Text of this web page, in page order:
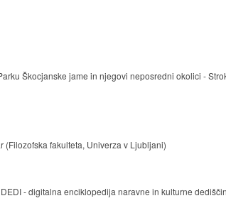
Škocjanske jame in njegovi neposredni okolici -
(Filozofska fakulteta, Univerza v Ljubljani)
- digitalna enciklopedija naravne in kulturne